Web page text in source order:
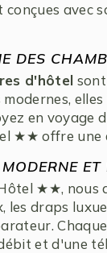
avec
DES
d'hôtel
modernes,
en voyage
★★ offre une
★★, nous
les draps
et d'une